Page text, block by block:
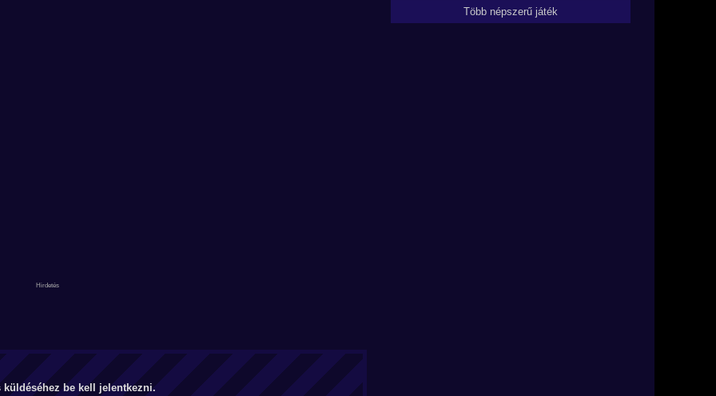
küldéséhez be kell jelentkezni.
Több népszerű játék